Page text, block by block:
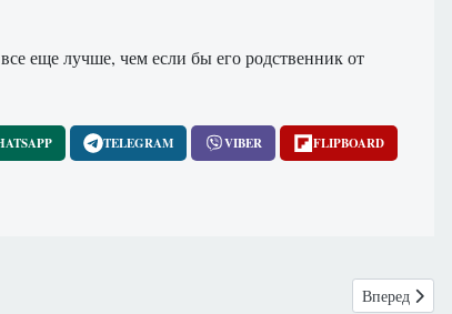
еще лучше, чем если бы его родственник от
TELEGRAM VIBER FLIPBOARD
Следующий:
Вперед